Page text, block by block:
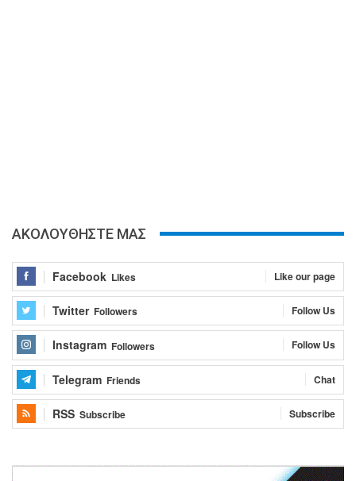
ΑΚΟΛΟΥΘΗΣΤΕ ΜΑΣ
Facebook Likes Like our page
Twitter Followers Follow Us
Instagram Followers Follow Us
Telegram Friends Chat
RSS Subscribe Subscribe